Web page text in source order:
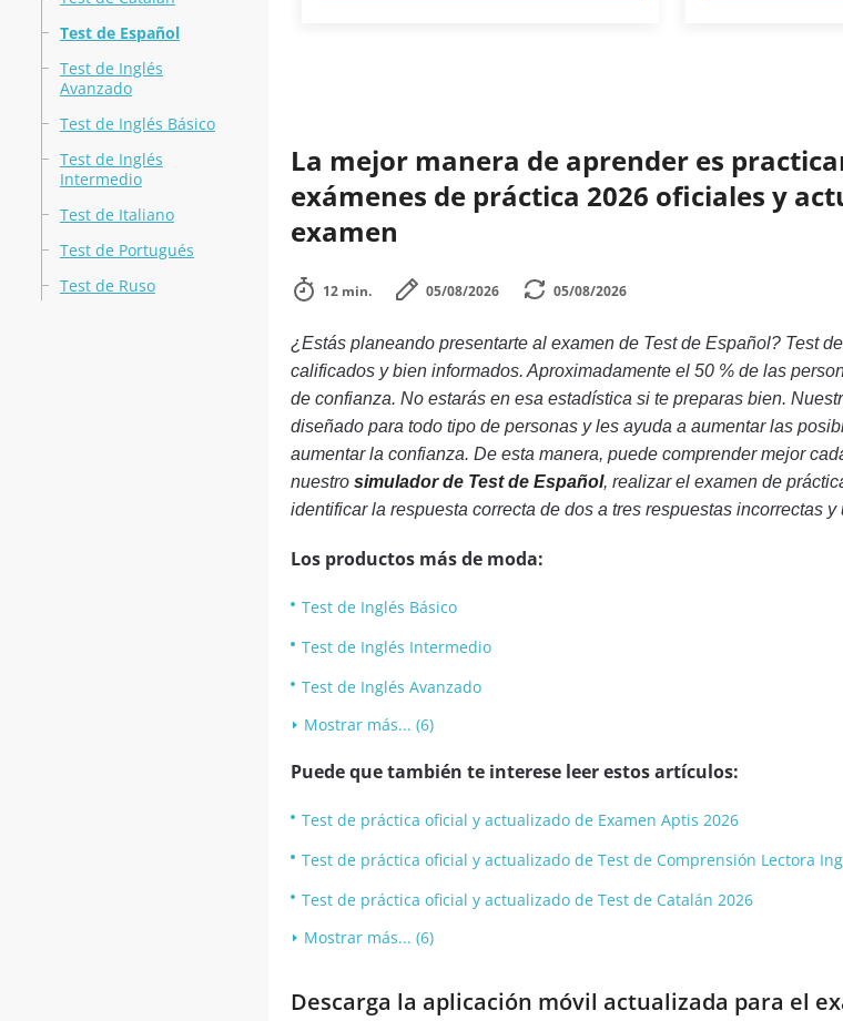
Test de Español
Test de Inglés
Avanzado
Test de Inglés Básico
Test de Inglés
Intermedio
Test de Italiano
Test de Portugués
Test de Ruso
La mejor manera de aprender es
exámenes de práctica 2026 oficiales y
examen
12 min. 05/08/2026 05/08/2026
¿Estás planeando presentarte al examen de Test de Español? Test
calificados y bien informados. Aproximadamente el 50 % de las
de confianza. No estarás en esa estadística si te preparas bien.
diseñado para todo tipo de personas y les ayuda a aumentar las
aumentar la confianza. De esta manera, puede comprender mejor
nuestro simulador de Test de Español, realizar el examen de
identificar la respuesta correcta de dos a tres respuestas incorrectas
Los productos más de moda:
Test de Inglés Básico
Test de Inglés Intermedio
Test de Inglés Avanzado
Mostrar más... (6)
Puede que también te interese leer estos artículos:
Test de práctica oficial y actualizado de Examen Aptis 2026
Test de práctica oficial y actualizado de Test de Comprensión Lectora
Test de práctica oficial y actualizado de Test de Catalán 2026
Mostrar más... (6)
Descarga la aplicación móvil actualizada para el